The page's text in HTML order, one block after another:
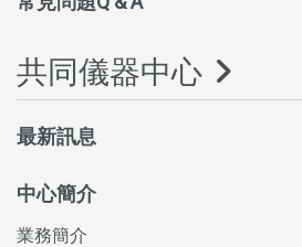
共同儀器中心
最新訊息
中心簡介
業務簡介